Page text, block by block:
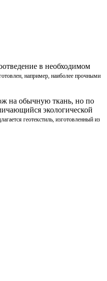
в необходимом
например, наиболее прочными
на обычную ткань, но по
экологической
геотекстиль, изготовленный из